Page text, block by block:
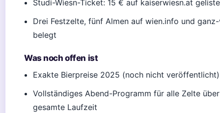
Studi-Wiesn-Ticket: 15 € auf kaiserwiesn.at
Drei Festzelte, fünf Almen auf wien.info und
belegt
Was noch offen ist
Exakte Bierpreise 2025 (noch nicht veröffentlicht)
Vollständiges Abend-Programm für alle Zelte
gesamte Laufzeit